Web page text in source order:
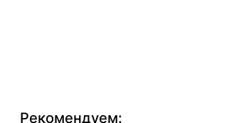
Рекомендуем: